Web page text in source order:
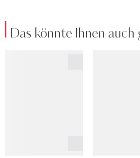
Das könnte Ihnen auch